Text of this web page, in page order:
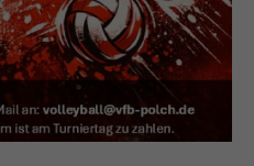
adipiscing elit.
Aenean massa. Cum